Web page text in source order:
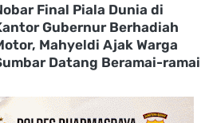
Final Piala Dunia di
Gubernur Berhadiah
Mahyeldi Ajak Warga
Datang Beramai-ramai